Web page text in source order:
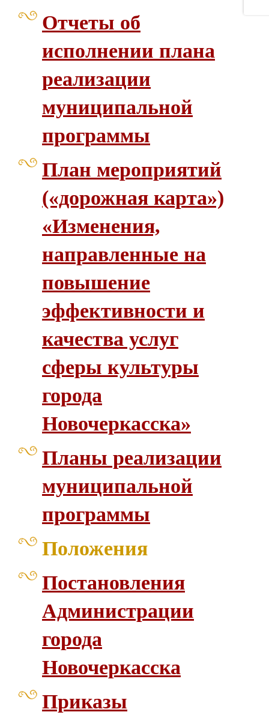
Отчеты об
исполнении плана
реализации
муниципальной
программы
План мероприятий
(«дорожная карта»)
«Изменения,
направленные на
повышение
эффективности и
качества услуг
сферы культуры
города
Новочеркасска»
Планы реализации
муниципальной
программы
Положения
Постановления
Администрации
города
Новочеркасска
Приказы